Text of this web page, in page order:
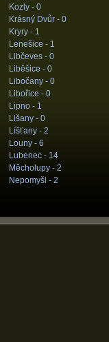
Kozly - 0
Krásný Dvůr - 0
Kryry - 1
Lenešice - 1
Libčeves - 0
Liběšice - 0
Libočany - 0
Libořice - 0
Lipno - 1
Lišany - 0
Líšťany - 2
Louny - 6
Lubenec - 14
Měcholupy - 2
Nepomyšl - 2